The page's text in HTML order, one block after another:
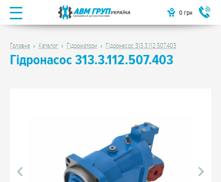
0 грн
Головна Каталог Гідромотори Гідронасос 313.3.112.507.403
Гідронасос 313.3.112.507.403